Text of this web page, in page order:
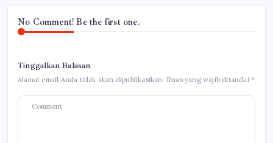
No Comment! Be the first one.
Tinggalkan Balasan
Alamat email Anda tidak akan dipublikasikan. Ruas yang wajib ditandai*